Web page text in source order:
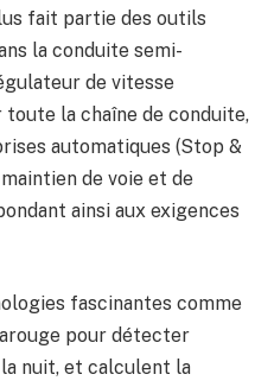
fait partie des outils
la conduite semi-
de vitesse
la chaîne de conduite,
automatiques (Stop &
de voie et de
ainsi aux exigences
fascinantes comme
pour détecter
nuit, et calculent la